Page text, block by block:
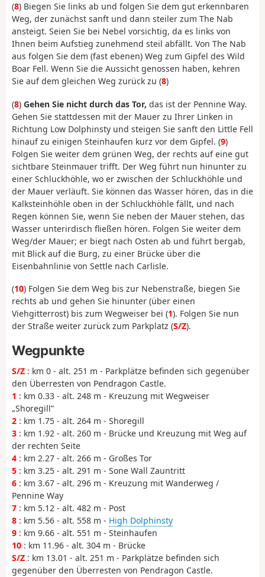
(8) Biegen Sie links ab und folgen Sie dem gut erkennbaren
Weg, der zunächst sanft und dann steiler zum The Nab
ansteigt. Seien Sie bei Nebel vorsichtig, da es links von
Ihnen beim Aufstieg zunehmend steil abfällt. Von The Nab
aus folgen Sie dem (fast ebenen) Weg zum Gipfel des Wild
Boar Fell. Wenn Sie die Aussicht genossen haben, kehren
Sie auf dem gleichen Weg zurück zu (8)
(8) Gehen Sie nicht durch das Tor, das ist der Pennine Way.
Gehen Sie stattdessen mit der Mauer zu Ihrer Linken in
Richtung Low Dolphinsty und steigen Sie sanft den Little Fell
hinauf zu einigen Steinhaufen kurz vor dem Gipfel. (9)
Folgen Sie weiter dem grünen Weg, der rechts auf eine gut
sichtbare Steinmauer trifft. Der Weg führt nun hinunter zu
einer Schluckhöhle, wo er zwischen der Schluckhöhle und
der Mauer verläuft. Sie können das Wasser hören, das in die
Kalksteinhöhle oben in der Schluckhöhle fällt, und nach
Regen können Sie, wenn Sie neben der Mauer stehen, das
Wasser unterirdisch fließen hören. Folgen Sie weiter dem
Weg/der Mauer; er biegt nach Osten ab und führt bergab,
mit Blick auf die Burg, zu einer Brücke über die
Eisenbahnlinie von Settle nach Carlisle.
(10) Folgen Sie dem Weg bis zur Nebenstraße, biegen Sie
rechts ab und gehen Sie hinunter (über einen
Viehgitterrost) bis zum Wegweiser bei (1). Folgen Sie nun
der Straße weiter zurück zum Parkplatz (S/Z).
Wegpunkte
S/Z : km 0 - alt. 251 m - Parkplätze befinden sich gegenüber
den Überresten von Pendragon Castle.
1 : km 0.33 - alt. 248 m - Kreuzung mit Wegweiser
„Shoregill”
2 : km 1.75 - alt. 264 m - Shoregill
3 : km 1.92 - alt. 260 m - Brücke und Kreuzung mit Weg auf
der rechten Seite
4 : km 2.27 - alt. 266 m - Großes Tor
5 : km 3.25 - alt. 291 m - Sone Wall Zauntritt
6 : km 3.67 - alt. 296 m - Kreuzung mit Wanderweg /
Pennine Way
7 : km 5.12 - alt. 482 m - Post
8 : km 5.56 - alt. 558 m - High Dolphinsty
9 : km 9.66 - alt. 551 m - Steinhaufen
10 : km 11.96 - alt. 304 m - Brücke
S/Z : km 13.01 - alt. 251 m - Parkplätze befinden sich
gegenüber den Überresten von Pendragon Castle.